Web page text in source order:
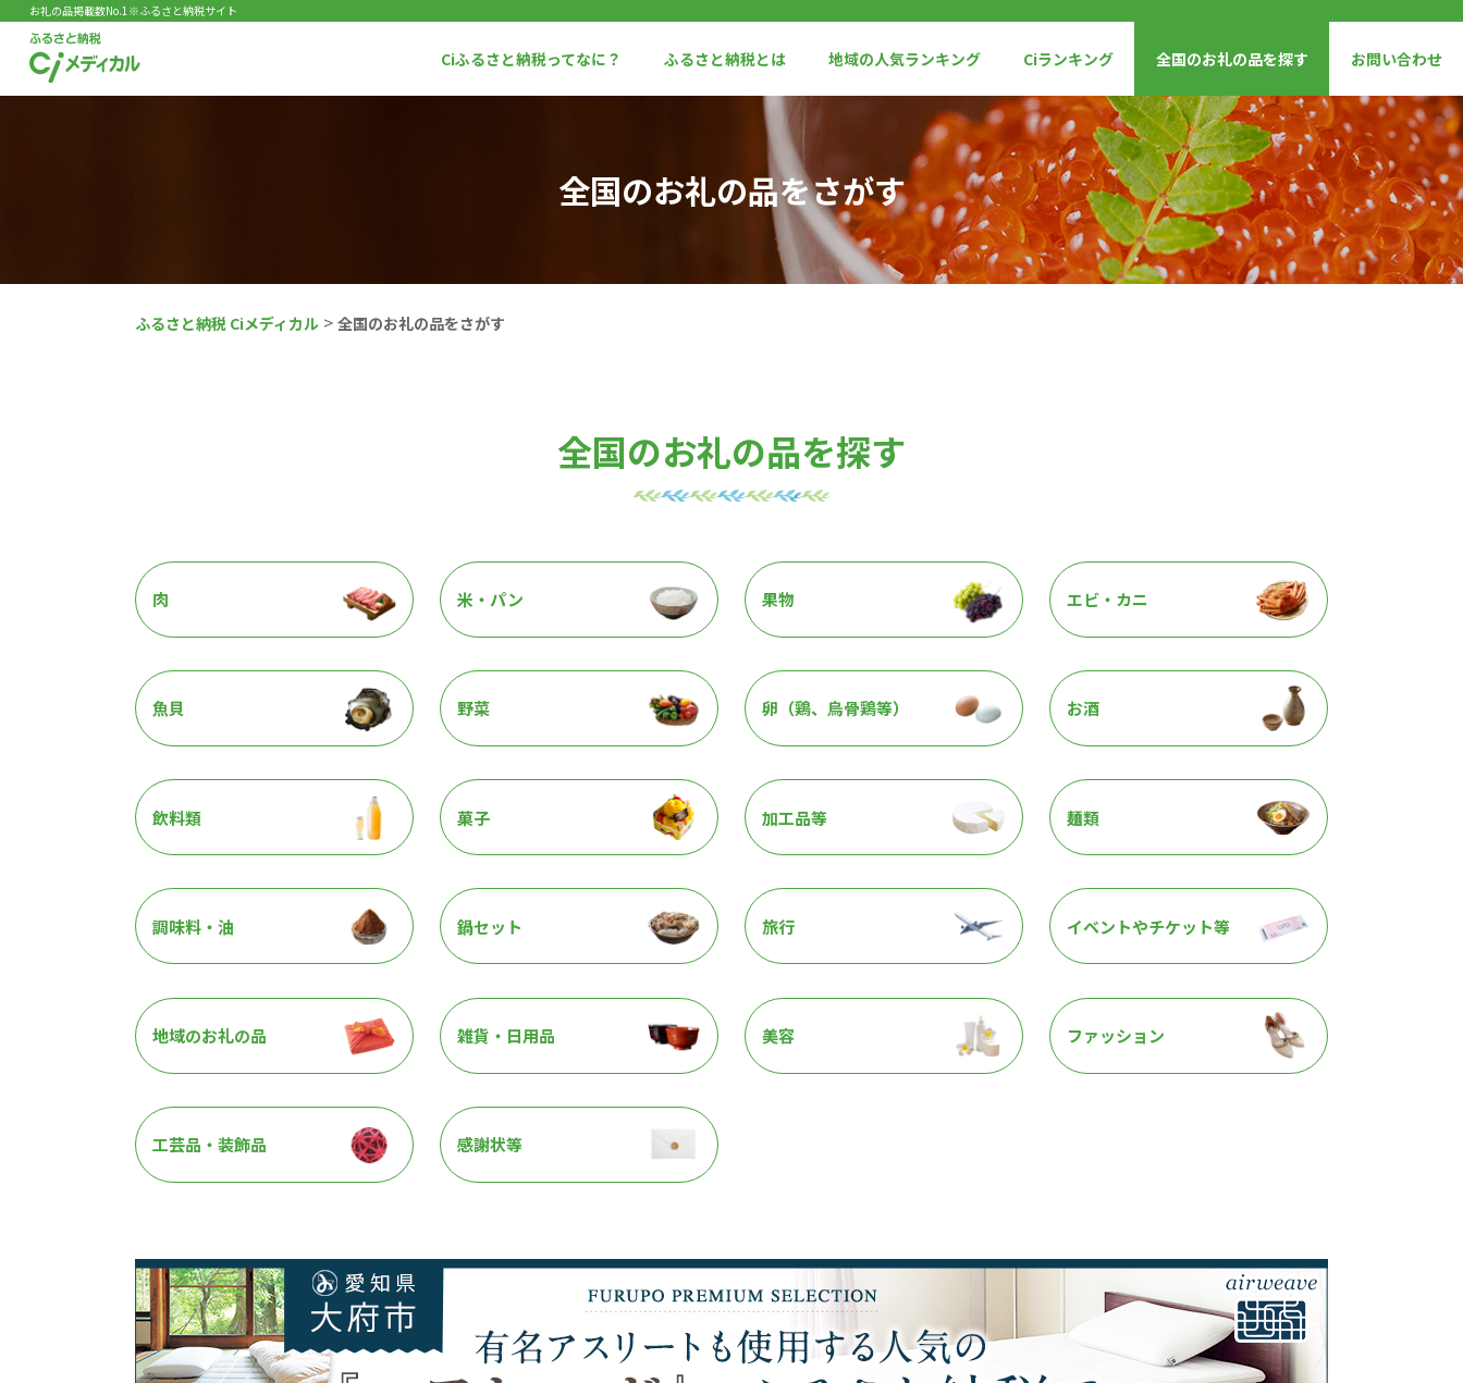
お礼の品掲載数No.1※ふるさと納税サイト
Ciふるさと納税ってなに？ ふるさと納税とは 地域の人気ランキング Ciランキング 全国のお礼の品を探す お問い合わせ
全国のお礼の品をさがす
ふるさと納税 Ciメディカル > 全国のお礼の品をさがす
全国のお礼の品を探す
肉 米・パン 果物 エビ・カニ
魚貝 野菜 卵（鶏、烏骨鶏等） お酒
飲料類 菓子 加工品等 麺類
調味料・油 鍋セット 旅行 イベントやチケット等
地域のお礼の品 雑貨・日用品 美容 ファッション
工芸品・装飾品 感謝状等